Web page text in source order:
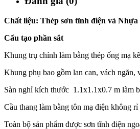
Chất liệu: Thép sơn tĩnh điện và Nhựa
Cấu tạo phần sắt
Khung trụ chính làm bằng thép ống mạ
Khung phụ bao gồm lan can, vách ngăn,
Sàn nghỉ kích thước 1.1x1.1x0.7 m làm
Cầu thang làm bằng tôn mạ điện không
Toàn bộ sản phẩm được sơn tĩnh điện